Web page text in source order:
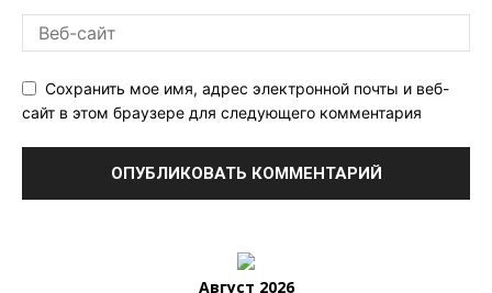
Сохранить мое имя, адрес электронной почты и веб-
сайт в этом браузере для следующего комментария
Август 2026